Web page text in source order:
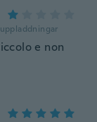
uppladdningar
e non